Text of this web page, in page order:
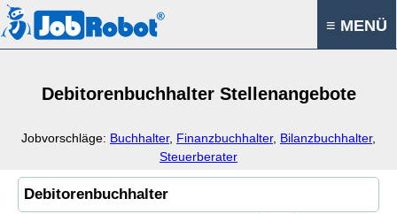
≡ MENÜ
Debitorenbuchhalter Stellenangebote
Jobvorschläge: Buchhalter, Finanzbuchhalter, Bilanzbuchhalter,
Steuerberater